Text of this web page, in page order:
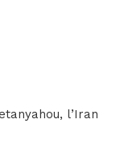
l’Iran